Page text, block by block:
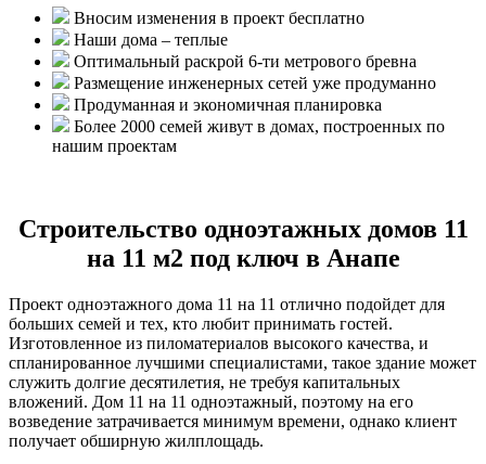
Вносим изменения в проект бесплатно
Наши дома – теплые
Оптимальный раскрой 6-ти метрового бревна
Размещение инженерных сетей уже продуманно
Продуманная и экономичная планировка
Более 2000 семей живут в домах, построенных по
нашим проектам
Строительство одноэтажных домов 11
на 11 м2 под ключ в Анапе
Проект одноэтажного дома 11 на 11 отлично подойдет для
больших семей и тех, кто любит принимать гостей.
Изготовленное из пиломатериалов высокого качества, и
спланированное лучшими специалистами, такое здание может
служить долгие десятилетия, не требуя капитальных
вложений. Дом 11 на 11 одноэтажный, поэтому на его
возведение затрачивается минимум времени, однако клиент
получает обширную жилплощадь.